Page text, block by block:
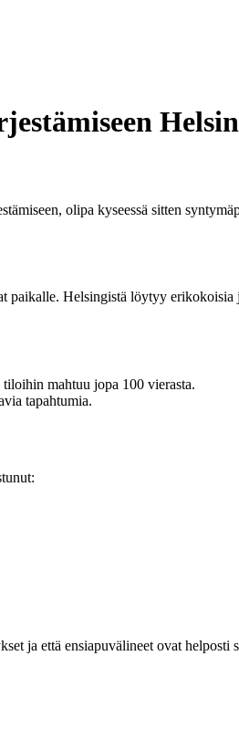
olipa kyseessä sitten
paikalle. Helsingistä löytyy
mahtuu jopa 100 vierasta.
tapahtumia.
ja että ensiapuvälineet ovat